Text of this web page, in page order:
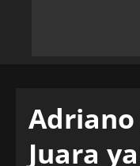
Adriano
Juara